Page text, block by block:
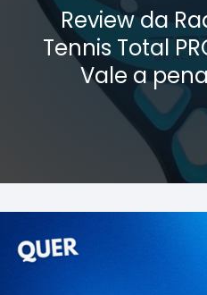
Review da
Tennis Total
Vale a